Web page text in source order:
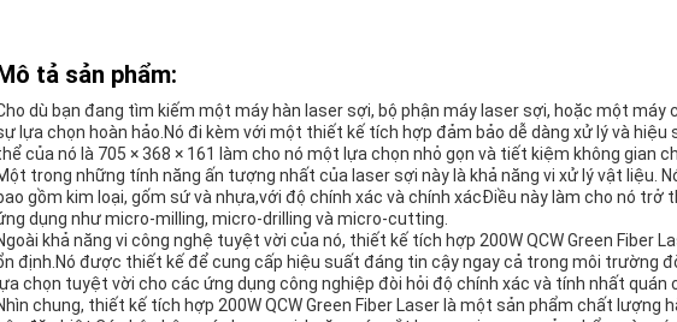
tả sản phẩm:
dù bạn đang tìm kiếm một máy hàn laser sợi, bộ phận máy laser sợi, hoặc một máy
lựa chọn hoàn hảo.Nó đi kèm với một thiết kế tích hợp đảm bảo dễ dàng xử lý và
của nó là 705 × 368 × 161 làm cho nó một lựa chọn nhỏ gọn và tiết kiệm không gian
trong những tính năng ấn tượng nhất của laser sợi này là khả năng vi xử lý vật liệu.
gồm kim loại, gốm sứ và nhựa,với độ chính xác và chính xácĐiều này làm cho nó
dụng như micro-milling, micro-drilling và micro-cutting.
khả năng vi công nghệ tuyệt vời của nó, thiết kế tích hợp 200W QCW Green Fiber
định.Nó được thiết kế để cung cấp hiệu suất đáng tin cậy ngay cả trong môi trường
chọn tuyệt vời cho các ứng dụng công nghiệp đòi hỏi độ chính xác và tính nhất quán
chung, thiết kế tích hợp 200W QCW Green Fiber Laser là một sản phẩm chất lượng